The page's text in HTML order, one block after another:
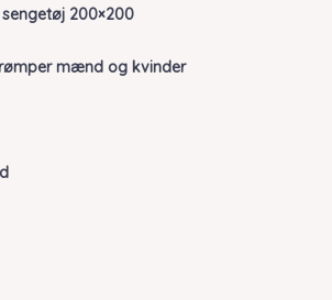
200×200
mænd og kvinder